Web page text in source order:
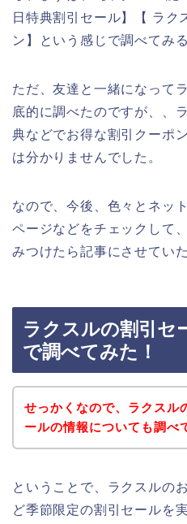
日特典割引セール】【 ラク
ン】という感じで調べてみ
ただ、友達と一緒になって
底的に調べたのですが、、
典などでお得な割引クーポ
は分かりませんでした。
なので、今後、色々とネッ
ページなどをチェックして
みつけたら記事にさせてい
ラクスルの割引セ
で調べてみた！
せっかくなので、ラクスル
ールの情報についても調べ
ということで、ラクスルの
ど季節限定の割引セールを